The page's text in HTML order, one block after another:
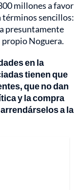
millones a favor
términos sencillos:
presuntamente
Noguera.
en la
tienen que
que no dan
y la compra
a la